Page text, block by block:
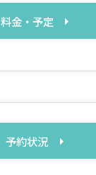
料金・予定
予約状況